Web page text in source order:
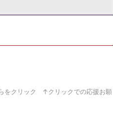
をクリック ↑クリックでの応援お願